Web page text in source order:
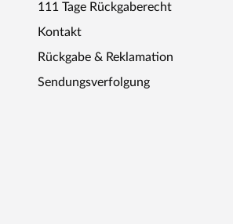
111 Tage Rückgaberecht
Kontakt
Rückgabe & Reklamation
Sendungsverfolgung